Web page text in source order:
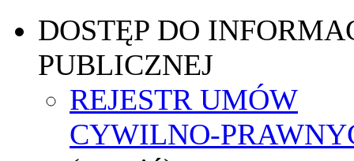
DOSTĘP DO
PUBLICZNEJ
REJESTR UMÓW
CYWILNO-